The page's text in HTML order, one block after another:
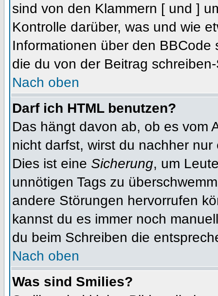
sind von den Klammern [ und ]
Kontrolle darüber, was und wie
Informationen über den
die du von der Beitrag
Nach oben
Darf ich HTML benutzen?
Das hängt davon ab, ob es vom
nicht darfst, wirst du nachher
Dies ist eine Sicherung, um
unnötigen Tags zu
andere Störungen hervorrufen
kannst du es immer noch
du beim Schreiben die
Nach oben
Was sind Smilies?